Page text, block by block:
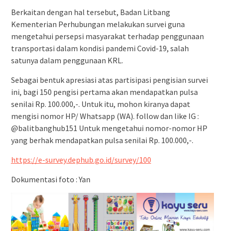
Berkaitan dengan hal tersebut, Badan Litbang
Kementerian Perhubungan melakukan survei guna
mengetahui persepsi masyarakat terhadap penggunaan
transportasi dalam kondisi pandemi Covid-19, salah
satunya dalam penggunaan KRL.
Sebagai bentuk apresiasi atas partisipasi pengisian survei
ini, bagi 150 pengisi pertama akan mendapatkan pulsa
senilai Rp. 100.000,-. Untuk itu, mohon kiranya dapat
mengisi nomor HP/ Whatsapp (WA). follow dan like IG :
@balitbanghub151 Untuk mengetahui nomor-nomor HP
yang berhak mendapatkan pulsa senilai Rp. 100.000,-.
https://e-survey.dephub.go.id/survey/100
Dokumentasi foto : Yan